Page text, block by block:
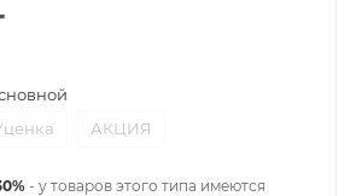
АКЦИЯ
- у товаров этого типа имеются